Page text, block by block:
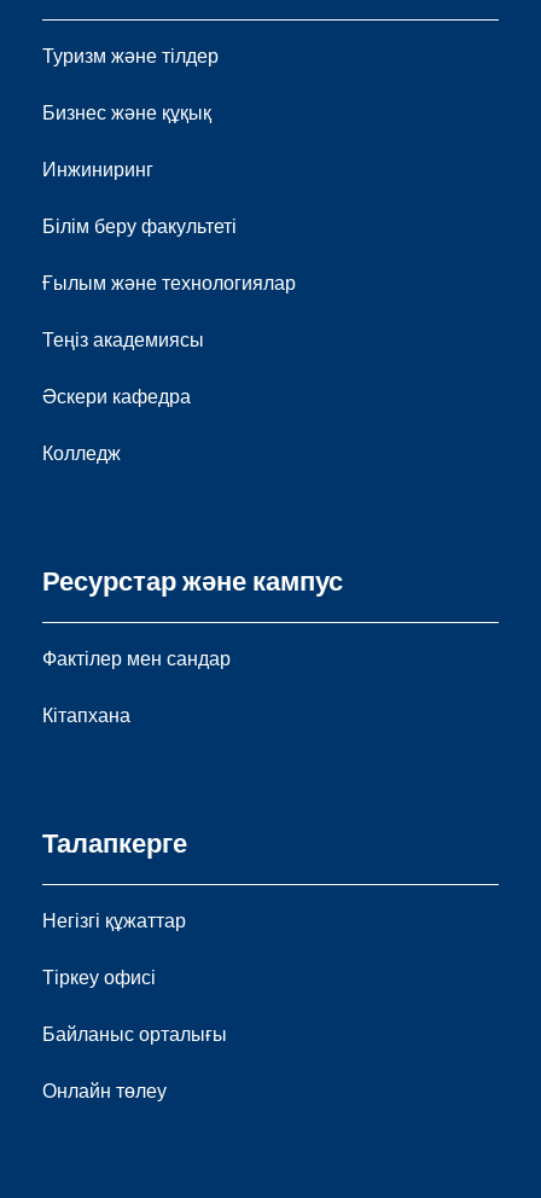
Туризм және тілдер
Бизнес және құқық
Инжиниринг
Білім беру факультеті
Ғылым және технологиялар
Теңіз академиясы
Әскери кафедра
Колледж
Ресурстар және кампус
Фактілер мен сандар
Кітапхана
Талапкерге
Негізгі құжаттар
Тіркеу офисі
Байланыс орталығы
Онлайн төлеу